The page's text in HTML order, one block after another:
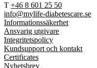
T +46 8 601 25 50
info@mylife-diabetescare.se
Informationssäkerhet
Ansvarig utgivare
Integritetspolicy
Kundsupport och kontakt
Certificates
Nyhetsbrev